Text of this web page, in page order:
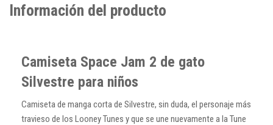
Información del producto
Camiseta Space Jam 2 de gato
Silvestre para niños
Camiseta de manga corta de Silvestre, sin duda, el personaje más
travieso de los Looney Tunes y que se une nuevamente a la Tune